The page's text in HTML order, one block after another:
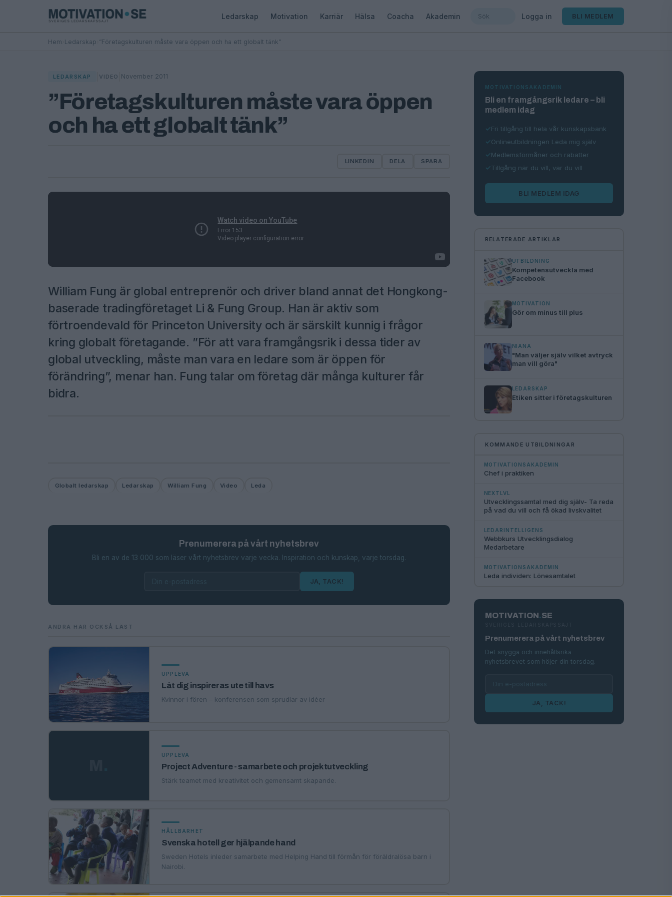
Ledarskap Motivation Karriär Hälsa Coacha Akademin Logga in BLI MEDLEM
Hem Ledarskap ”Företagskulturen måste vara öppen och ha ett globalt tänk”
LEDARSKAP VIDEO November 2011
”Företagskulturen måste vara öppen
och ha ett globalt tänk”
LINKEDIN DELA SPARA
William Fung är global entreprenör och driver bland annat det Hongkong-
baserade tradingföretaget Li & Fung Group. Han är aktiv som
förtroendevald för Princeton University och är särskilt kunnig i frågor
kring globalt företagande. ”För att vara framgångsrik i dessa tider av
global utveckling, måste man vara en ledare som är öppen för
förändring”, menar han. Fung talar om företag där många kulturer får
bidra.
Globalt ledarskap Ledarskap William Fung Video Leda
Prenumerera på vårt nyhetsbrev
Bli en av de 13 000 som läser vårt nyhetsbrev varje vecka. Inspiration och kunskap, varje torsdag.
JA, TACK!
ANDRA HAR OCKSÅ LÄST
UPPLEVA
Låt dig inspireras ute till havs
Kvinnor i fören – konferensen som sprudlar av idéer
UPPLEVA
Project Adventure - samarbete och projektutveckling
Stärk teamet med kreativitet och gemensamt skapande.
HÅLLBARHET
Svenska hotell ger hjälpande hand
Sweden Hotels inleder samarbete med Helping Hand till förmån för föräldralösa barn i
Nairobi.
MOTIVATIONSAKADEMIN
Bli en framgångsrik ledare – bli
medlem idag
Fri tillgång till hela vår kunskapsbank
Onlineutbildningen Leda mig själv
Medlemsförmåner och rabatter
Tillgång när du vill, var du vill
BLI MEDLEM IDAG
RELATERADE ARTIKLAR
UTBILDNING
Kompetensutveckla med
Facebook
MOTIVATION
Gör om minus till plus
NIANA
"Man väljer själv vilket avtryck
man vill göra"
LEDARSKAP
Etiken sitter i företagskulturen
KOMMANDE UTBILDNINGAR
MOTIVATIONSAKADEMIN
Chef i praktiken
NEXTLVL
Utvecklingssamtal med dig själv- Ta reda
på vad du vill och få ökad livskvalitet
LEDARINTELLIGENS
Webbkurs Utvecklingsdialog
Medarbetare
MOTIVATIONSAKADEMIN
Leda individen: Lönesamtalet
MOTIVATION.SE
SVERIGES LEDARSKAPSSAJT
Prenumerera på vårt nyhetsbrev
Det snygga och innehållsrika
nyhetsbrevet som höjer din torsdag.
JA, TACK!